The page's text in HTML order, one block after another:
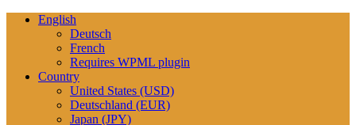
English
Deutsch
French
Requires WPML plugin
Country
United States (USD)
Deutschland (EUR)
Japan (JPY)